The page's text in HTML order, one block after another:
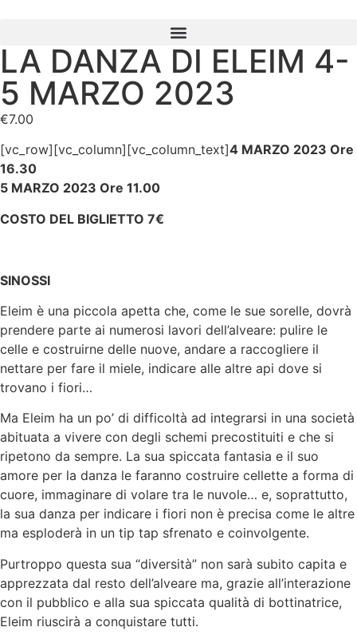
LA DANZA DI ELEIM 4-
5 MARZO 2023
€7.00
[vc_row][vc_column][vc_column_text]4 MARZO 2023 Ore
16.30
5 MARZO 2023 Ore 11.00
COSTO DEL BIGLIETTO 7€
SINOSSI
Eleim è una piccola apetta che, come le sue sorelle, dovrà
prendere parte ai numerosi lavori dell’alveare: pulire le
celle e costruirne delle nuove, andare a raccogliere il
nettare per fare il miele, indicare alle altre api dove si
trovano i fiori…
Ma Eleim ha un po’ di difficoltà ad integrarsi in una società
abituata a vivere con degli schemi precostituiti e che si
ripetono da sempre. La sua spiccata fantasia e il suo
amore per la danza le faranno costruire cellette a forma di
cuore, immaginare di volare tra le nuvole… e, soprattutto,
la sua danza per indicare i fiori non è precisa come le altre
ma esploderà in un tip tap sfrenato e coinvolgente.
Purtroppo questa sua “diversità” non sarà subito capita e
apprezzata dal resto dell’alveare ma, grazie all’interazione
con il pubblico e alla sua spiccata qualità di bottinatrice,
Eleim riuscirà a conquistare tutti.